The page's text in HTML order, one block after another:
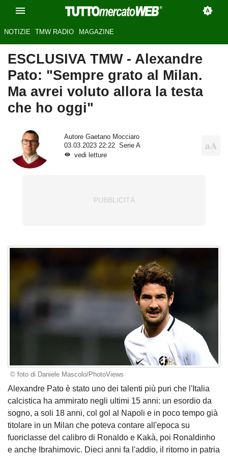
NOTIZIE TMW RADIO MAGAZINE
ESCLUSIVA TMW - Alexandre
Pato: "Sempre grato al Milan.
Ma avrei voluto allora la testa
che ho oggi"
Autore Gaetano Mocciaro
03.03.2023 22:22
Serie A
vedi letture
© foto di Daniele Mascolo/PhotoViews
Alexandre Pato è stato uno dei talenti più puri che l'Italia
calcistica ha ammirato negli ultimi 15 anni: un esordio da
sogno, a soli 18 anni, col gol al Napoli e in poco tempo già
titolare in un Milan che poteva contare all'epoca su
fuoriclasse del calibro di Ronaldo e Kakà, poi Ronaldinho
e anche Ibrahimovic. Dieci anni fa l'addio, il ritorno in patria